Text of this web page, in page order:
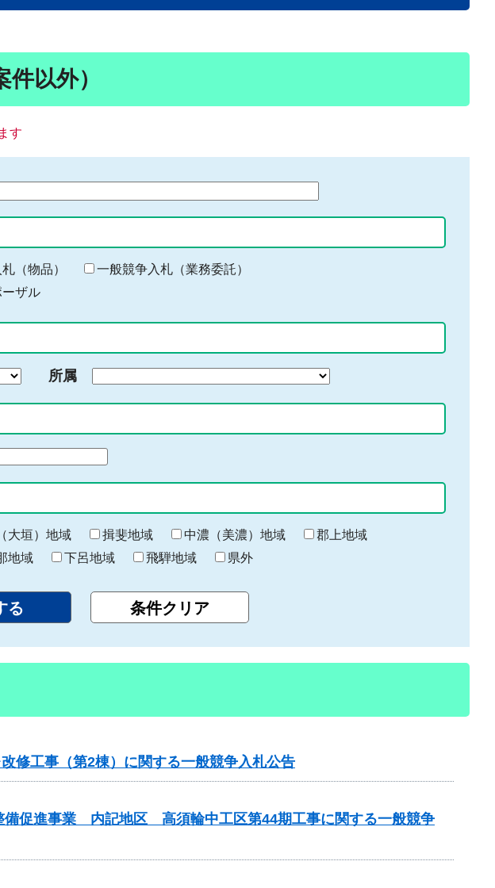
以外）
す
（物品）
一般競争入札（業務委託）
ザル
所属
大垣）地域 揖斐地域 中濃（美濃）地域
郡上地域
地域 下呂地域 飛騨地域 県外
修工事（第2棟）に関する一般競争入札公告
備促進事業 内記地区 高須輪中工区第44期工事に関する一般競争